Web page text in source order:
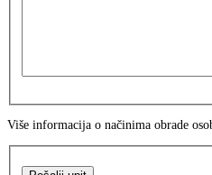
Više informacija o načinima obrade